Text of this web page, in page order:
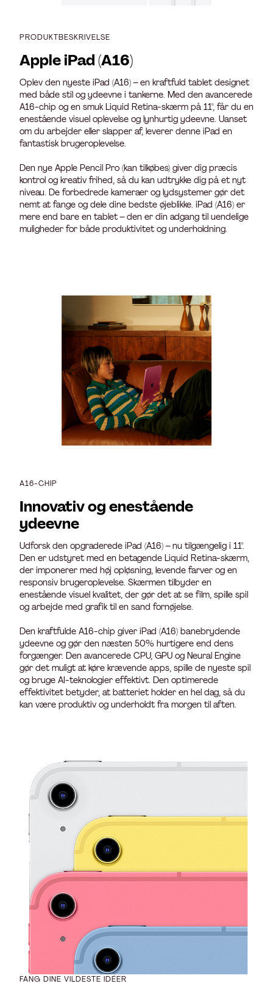
PRODUKTBESKRIVELSE
Apple iPad (A16)
Oplev den nyeste iPad (A16) – en kraftfuld tablet designet
med både stil og ydeevne i tankerne. Med den avancerede
A16-chip og en smuk Liquid Retina-skærm på 11", får du en
enestående visuel oplevelse og lynhurtig ydeevne. Uanset
om du arbejder eller slapper af, leverer denne iPad en
fantastisk brugeroplevelse.
Den nye Apple Pencil Pro (kan tilkøbes) giver dig præcis
kontrol og kreativ frihed, så du kan udtrykke dig på et nyt
niveau. De forbedrede kameraer og lydsystemer gør det
nemt at fange og dele dine bedste øjeblikke. iPad (A16) er
mere end bare en tablet – den er din adgang til uendelige
muligheder for både produktivitet og underholdning.
A16-CHIP
Innovativ og enestående
ydeevne
Udforsk den opgraderede iPad (A16) – nu tilgængelig i 11".
Den er udstyret med en betagende Liquid Retina-skærm,
der imponerer med høj opløsning, levende farver og en
responsiv brugeroplevelse. Skærmen tilbyder en
enestående visuel kvalitet, der gør det at se film, spille spil
og arbejde med grafik til en sand fornøjelse.
Den kraftfulde A16-chip giver iPad (A16) banebrydende
ydeevne og gør den næsten 50% hurtigere end dens
forgænger. Den avancerede CPU, GPU og Neural Engine
gør det muligt at køre krævende apps, spille de nyeste spil
og bruge AI-teknologier effektivt. Den optimerede
effektivitet betyder, at batteriet holder en hel dag, så du
kan være produktiv og underholdt fra morgen til aften.
FANG DINE VILDESTE IDÉER